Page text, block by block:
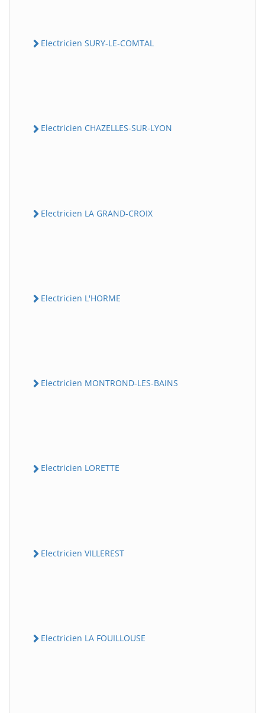
Electricien SURY-LE-COMTAL
Electricien CHAZELLES-SUR-LYON
Electricien LA GRAND-CROIX
Electricien L'HORME
Electricien MONTROND-LES-BAINS
Electricien LORETTE
Electricien VILLEREST
Electricien LA FOUILLOUSE